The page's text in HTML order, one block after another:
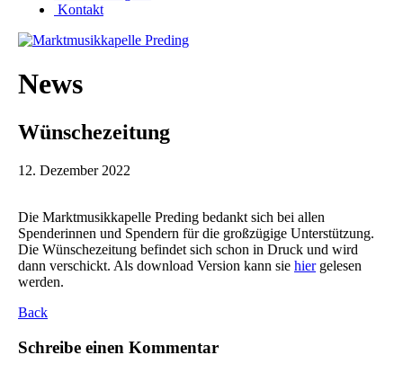
Kontakt
News
Wünschezeitung
12. Dezember 2022
Die Marktmusikkapelle Preding bedankt sich bei allen
Spenderinnen und Spendern für die großzügige Unterstützung.
Die Wünschezeitung befindet sich schon in Druck und wird
dann verschickt. Als download Version kann sie hiergelesen
werden.
Back
Schreibe einen Kommentar